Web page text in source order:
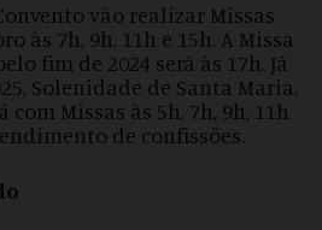
vão realizar Missas
às 7h, 9h, 11h e 15h. A Missa
fim de 2024 será às 17h. Já
Solenidade de Santa Maria,
com Missas às 5h, 7h, 9h, 11h
de confissões.